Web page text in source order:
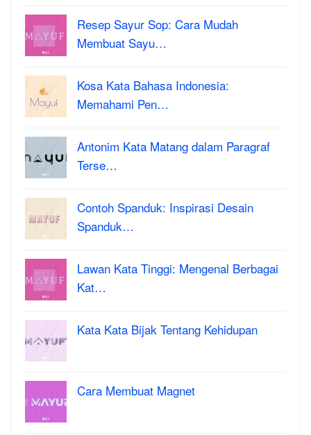
Resep Sayur Sop: Cara Mudah
Membuat Sayu…
Kosa Kata Bahasa Indonesia:
Memahami Pen…
Antonim Kata Matang dalam Paragraf
Terse…
Contoh Spanduk: Inspirasi Desain
Spanduk…
Lawan Kata Tinggi: Mengenal Berbagai
Kat…
Kata Kata Bijak Tentang Kehidupan
Cara Membuat Magnet